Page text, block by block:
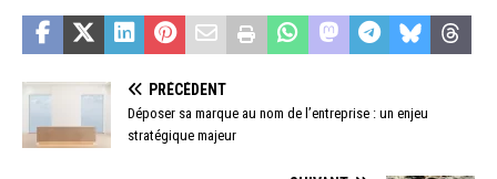
PRÉCÉDENT
Déposer sa marque au nom de l’entreprise : un enjeu
stratégique majeur